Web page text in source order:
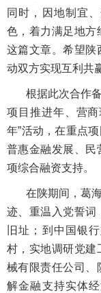
同时，因地制宜
色，着力满足地方
这篇文章。希望陕
动双方实现互利共
根据此次合作
项目推进年、营
年”活动，在重点
普惠金融发展、民
项综合融资支持。
在陕期间，葛
迹、重温入党誓词
旧址；到中国银
村，实地调研党建
械有限责任公司、
解金融支持实体